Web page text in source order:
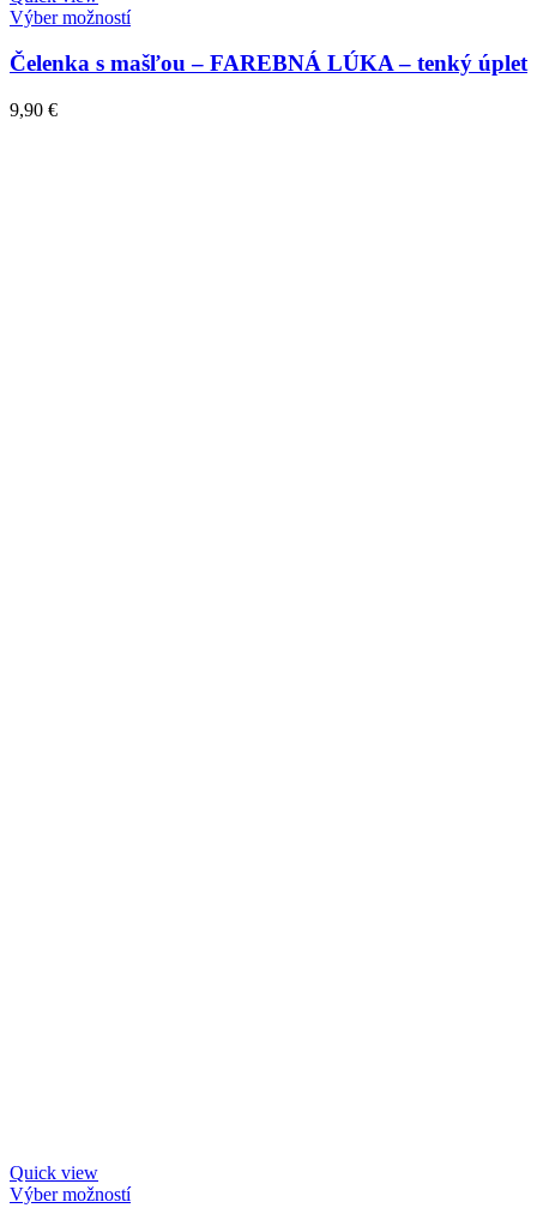
Výber možností
Čelenka s mašľou – FAREBNÁ LÚKA – tenký úplet
9,90 €
Quick view
Výber možností